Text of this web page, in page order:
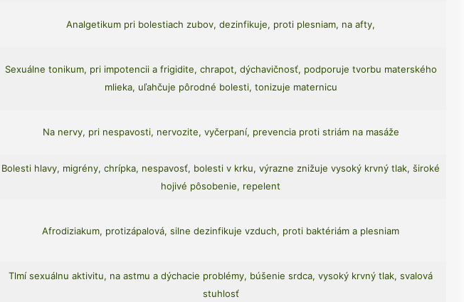
Analgetikum pri bolestiach zubov, dezinfikuje, proti plesniam, na afty,
Sexuálne tonikum, pri impotencii a frigidite, chrapot, dýchavičnosť, podporuje tvorbu materského
mlieka, uľahčuje pôrodné bolesti, tonizuje maternicu
Na nervy, pri nespavosti, nervozite, vyčerpaní, prevencia proti striám na masáže
Bolesti hlavy, migrény, chrípka, nespavosť, bolesti v krku, výrazne znižuje vysoký krvný tlak, široké
hojivé pôsobenie, repelent
Afrodiziakum, protizápalová, silne dezinfikuje vzduch, proti baktériám a plesniam
Tlmí sexuálnu aktivitu, na astmu a dýchacie problémy, búšenie srdca, vysoký krvný tlak, svalová
stuhlosť